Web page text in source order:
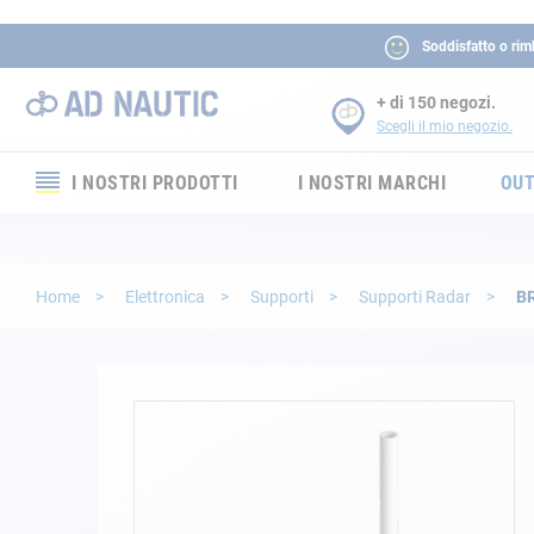
Soddisfatto o
+ di 150 negozi.
Scegli il mio negozio.
I NOSTRI PRODOTTI
Elettricità
I NOSTRI MARCHI
Home Elettronica Supporti Supporti Radar